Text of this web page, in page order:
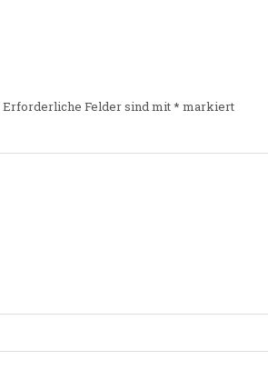
Erforderliche Felder sind mit* markiert